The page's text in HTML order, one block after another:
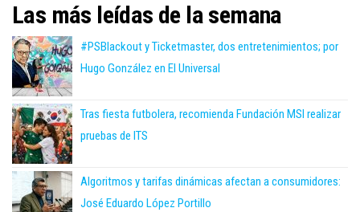
Las más leídas de la semana
#PSBlackout y Ticketmaster, dos entretenimientos; por
Hugo González en El Universal
Tras fiesta futbolera, recomienda Fundación MSI realizar
pruebas de ITS
Algoritmos y tarifas dinámicas afectan a consumidores:
José Eduardo López Portillo